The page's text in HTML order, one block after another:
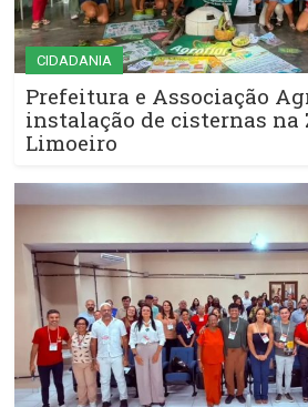
CIDADANIA
Prefeitura e Associação
instalação de cisternas na
Limoeiro